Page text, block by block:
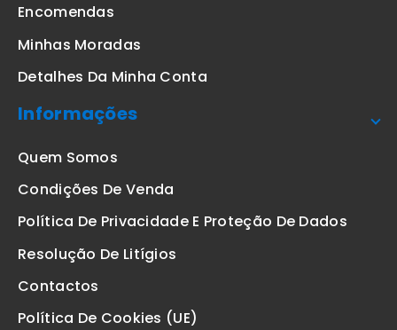
Encomendas
Minhas Moradas
Detalhes Da Minha Conta
Informações
Quem Somos
Condições De Venda
Política De Privacidade E Proteção De Dados
Resolução De Litígios
Contactos
Política De Cookies (UE)